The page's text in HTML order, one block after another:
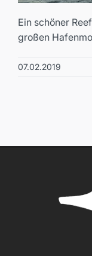
Ein schöner
großen
07.02.2019